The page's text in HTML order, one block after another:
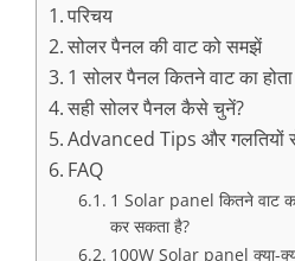
परिचय
सोलर पैनल की वाट को समझें
1 सोलर पैनल कितने वाट का होता
सही सोलर पैनल कैसे चुनें?
Advanced Tips और गलतियों
FAQ
1 Solar panel कितने वाट का
बिजली उत्पन्न कर सकता है?